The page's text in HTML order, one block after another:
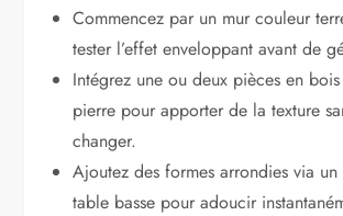
Commencez par un mur couleur
tester l’effet enveloppant avant de
Intégrez une ou deux pièces en
pierre pour apporter de la texture
changer.
Ajoutez des formes arrondies via
table basse pour adoucir